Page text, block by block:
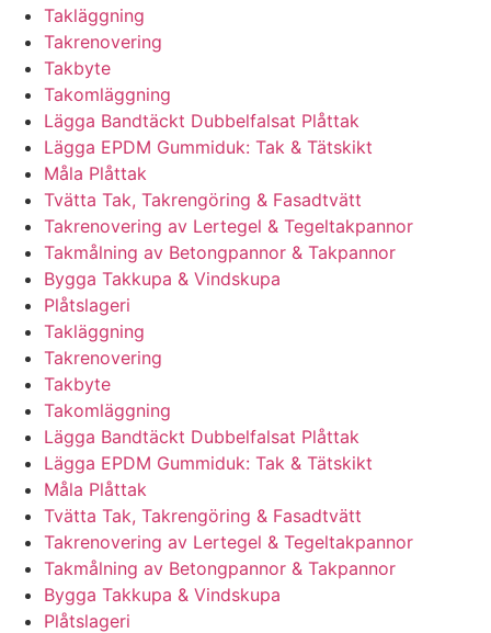
Takläggning
Takrenovering
Takbyte
Takomläggning
Lägga Bandtäckt Dubbelfalsat Plåttak
Lägga EPDM Gummiduk: Tak & Tätskikt
Måla Plåttak
Tvätta Tak, Takrengöring & Fasadtvätt
Takrenovering av Lertegel & Tegeltakpannor
Takmålning av Betongpannor & Takpannor
Bygga Takkupa & Vindskupa
Plåtslageri
Takläggning
Takrenovering
Takbyte
Takomläggning
Lägga Bandtäckt Dubbelfalsat Plåttak
Lägga EPDM Gummiduk: Tak & Tätskikt
Måla Plåttak
Tvätta Tak, Takrengöring & Fasadtvätt
Takrenovering av Lertegel & Tegeltakpannor
Takmålning av Betongpannor & Takpannor
Bygga Takkupa & Vindskupa
Plåtslageri